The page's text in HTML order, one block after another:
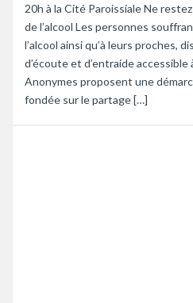
20h à la Cité Paroissiale Ne
de l’alcool Les personnes
l’alcool ainsi qu’à leurs proches,
d’écoute et d’entraide
Anonymes proposent une
fondée sur le partage […]